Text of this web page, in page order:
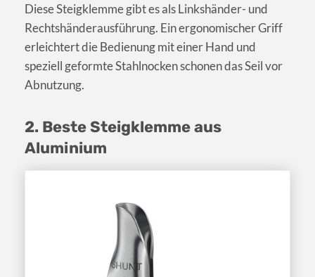
Diese Steigklemme gibt es als Linkshänder- und
Rechtshänderausführung. Ein ergonomischer Griff
erleichtert die Bedienung mit einer Hand und
speziell geformte Stahlnocken schonen das Seil vor
Abnutzung.
2. Beste Steigklemme aus
Aluminium